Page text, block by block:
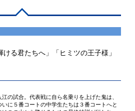
る君たちへ」「ヒミツの王子様」
の試合。代表戦に自ら名乗りを上げた鬼は、
に５番コートの中学生たちは３番コートへと